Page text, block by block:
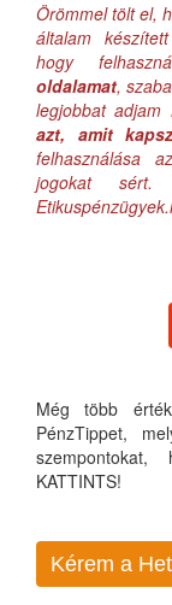
Örömmel tölt el,
általam
hogy
oldalamat,
legjobbat
azt, amit
felhasználása
jogokat sért.
Még több
PénzTippet,
KATTINTS!
Kérem a